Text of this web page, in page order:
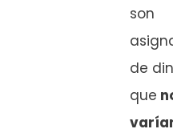
son
de
que